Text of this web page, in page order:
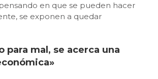
en que se pueden hacer
se exponen a quedar
para mal, se acerca una